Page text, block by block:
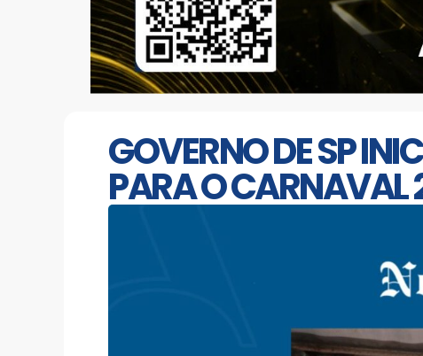
GOVERNO DE SP
PARA O CARNAVAL